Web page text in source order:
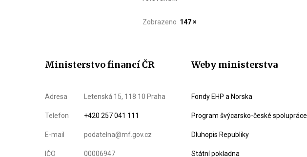
Zobrazeno 147 ×
Ministerstvo financí ČR
Adresa Letenská 15, 118 10 Praha
Telefon +420 257 041 111
E-mail podatelna@mf.gov.cz
IČO 00006947
Weby ministerstva
Fondy EHP a Norska
Program švýcarsko-české spolupráce
Dluhopis Republiky
Státní pokladna